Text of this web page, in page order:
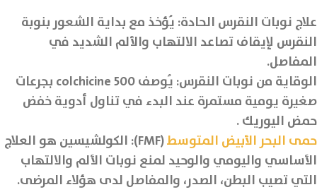
علاج نوبات النقرس الحادة: يُؤخذ مع بداية الشعور بنوبة
النقرس لإيقاف تصاعد الالتهاب والألم الشديد في
المفاصل.
الوقاية من نوبات النقرس: يُوصف colchicine 500 بجرعات
صغيرة يومية مستمرة عند البدء في تناول أدوية خفض
حمض اليوريك .
حمى البحر الأبيض المتوسط
(FMF): الكولشيسين هو العلاج
الأساسي واليومي والوحيد لمنع نوبات الألم والالتهاب
التي تصيب البطن، الصدر، والمفاصل لدى هؤلاء المرضى.